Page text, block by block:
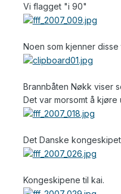
Vi flagget "i 90"
Noen som kjenner disse
Brannbåten Nøkk viser
Det var morsomt å
Det Danske
Kongeskipene til kai.